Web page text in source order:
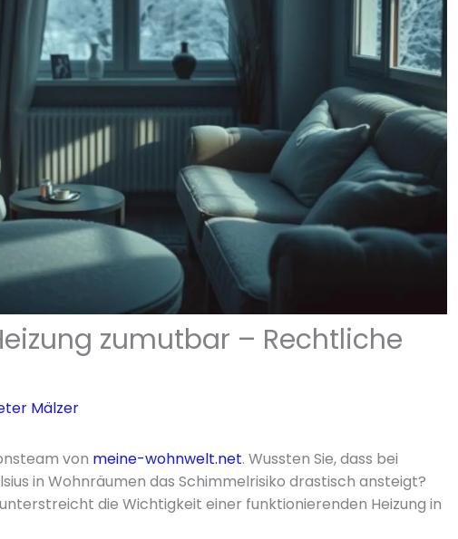
zumutbar – Rechtliche
Mälzer
von meine-wohnwelt.net. Wussten Sie, dass bei
in Wohnräumen das Schimmelrisiko drastisch ansteigt?
die Wichtigkeit einer funktionierenden Heizung in